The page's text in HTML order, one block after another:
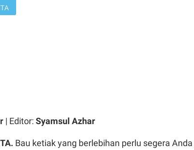
| Editor: Syamsul Azhar
Bau ketiak yang berlebihan perlu segera Anda